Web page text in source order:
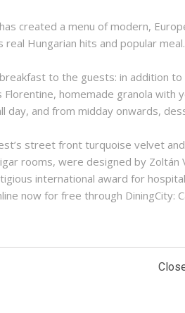
created a menu of modern,
real Hungarian hits and popular meal.
to the guests: in addition
Florentine, homemade granola
day, and from midday onwards,
street front turquoise velvet
rooms, were designed by
international award for
now for free through DiningCity: